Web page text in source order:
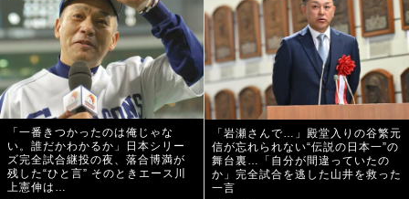
「一番きつかったのは俺じゃな
い。誰だかわかるか」日本シリー
ズ完全試合継投の夜、落合博満が
残した“ひと言” そのときエース川
上憲伸は…
「岩瀬さんで…」殿堂入りの谷繁元
信が忘れられない“伝説の日本一”の
舞台裏…「自分が間違っていたの
か」完全試合を逃した山井を救った
一言